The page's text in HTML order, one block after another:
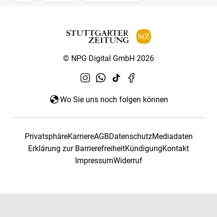
© NPG Digital GmbH 2026
Wo Sie uns noch folgen können
PrivatsphäreKarriereAGBDatenschutzMediadaten
Erklärung zur BarrierefreiheitKündigungKontakt
ImpressumWiderruf